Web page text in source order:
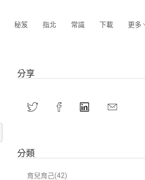
秘笈 指北 常識 下載 更多
分享
分類
育兒育己(42)